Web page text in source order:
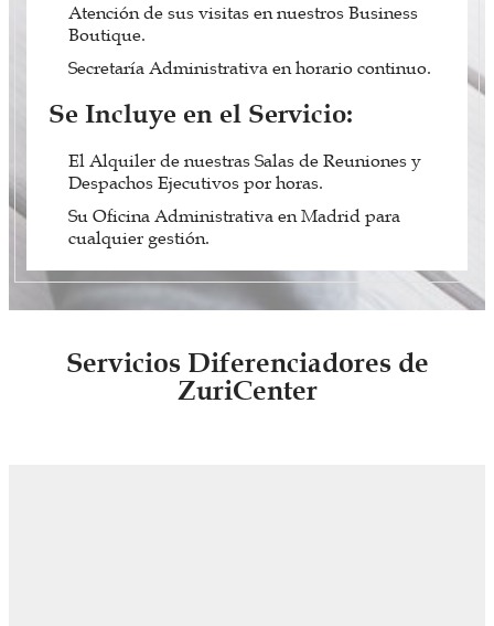
Atención de sus visitas en nuestros Business
Boutique.
Secretaría Administrativa en horario continuo.
Se Incluye en el Servicio:
El Alquiler de nuestras Salas de Reuniones y
Despachos Ejecutivos por horas.
Su Oficina Administrativa en Madrid para
cualquier gestión.
Servicios Diferenciadores de
ZuriCenter